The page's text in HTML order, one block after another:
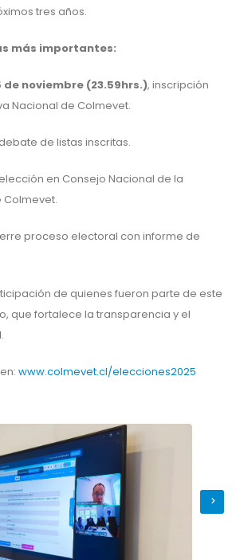
tres años.
más importantes:
de noviembre (23.59hrs.), inscripción
Nacional de Colmevet.
de listas inscritas.
en Consejo Nacional de la
Colmevet.
proceso electoral con informe de
de quienes fueron parte de este
que fortalece la transparencia y el
www.colmevet.cl/elecciones2025